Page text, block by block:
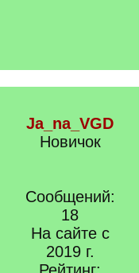
Ja_na_VGD
Новичок
Сообщений:
18
На сайте с
2019 г.